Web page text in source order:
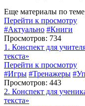
Еще материалы по теме
Перейти к просмотру
#Актуально #Книги
Просмотров: 734
1. Конспект для
текста»
Перейти к просмотру
#Игры #Тренажеры
Просмотров: 443
2. Конспект для
текста»